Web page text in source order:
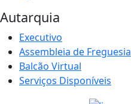
Autarquia
Executivo
Assembleia de Freguesia
Balcão Virtual
Serviços Disponíveis